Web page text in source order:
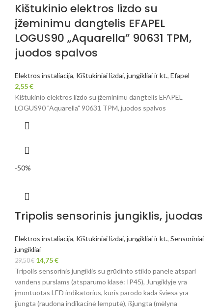
Kištukinio elektros lizdo su
įžeminimu dangtelis EFAPEL
LOGUS90 „Aquarella” 90631 TPM,
juodos spalvos
Elektros instaliacija, Kištukiniai lizdai, jungikliai ir kt., Efapel
2,55€
Kištukinio elektros lizdo su įžeminimu dangtelis EFAPEL
LOGUS90 "Aquarella" 90631 TPM, juodos spalvos
-50%
Tripolis sensorinis jungiklis, juodas
Elektros instaliacija, Kištukiniai lizdai, jungikliai ir kt., Sensoriniai
jungikliai
29,50€ 14,75€
Tripolis sensorinis jungiklis su grūdinto stiklo panele atspari
vandens purslams (atsparumo klasė: IP45), Jungiklyje yra
įmontuotas LED indikatorius, kuris parodo kada šviesa yra
įjungta (raudona indikacinė lemputė), išjungta (mėlyna